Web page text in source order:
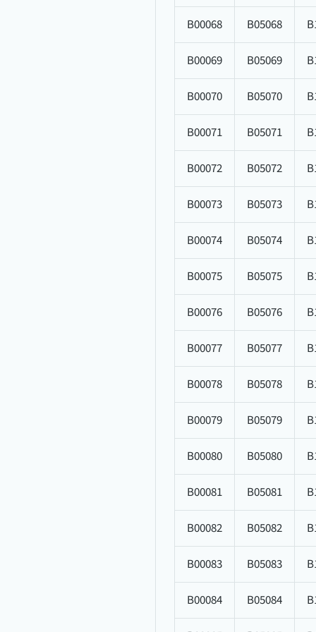
B00068 B05068
B00069 B05069
B00070 B05070
B00071 B05071
B00072 B05072
B00073 B05073
B00074 B05074
B00075 B05075
B00076 B05076
B00077 B05077
B00078 B05078
B00079 B05079
B00080 B05080
B00081 B05081
B00082 B05082
B00083 B05083
B00084 B05084